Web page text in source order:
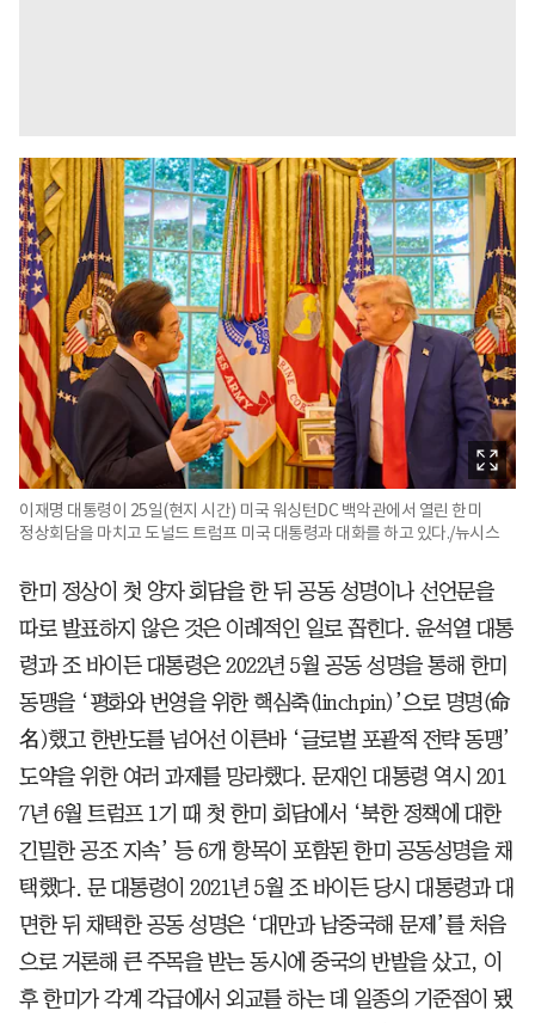
이재명 대통령이 25일(현지 시간) 미국 워싱턴DC 백악관에서 열린 한미
정상회담을 마치고 도널드 트럼프 미국 대통령과 대화를 하고 있다./뉴시스
한미 정상이 첫 양자 회담을 한 뒤 공동 성명이나 선언문을
따로 발표하지 않은 것은 이례적인 일로 꼽힌다. 윤석열 대통
령과 조 바이든 대통령은 2022년 5월 공동 성명을 통해 한미
동맹을 ‘평화와 번영을 위한 핵심축(linchpin)’으로 명명(命
名)했고 한반도를 넘어선 이른바 ‘글로벌 포괄적 전략 동맹’
도약을 위한 여러 과제를 망라했다. 문재인 대통령 역시 201
7년 6월 트럼프 1기 때 첫 한미 회담에서 ‘북한 정책에 대한
긴밀한 공조 지속’ 등 6개 항목이 포함된 한미 공동성명을 채
택했다. 문 대통령이 2021년 5월 조 바이든 당시 대통령과 대
면한 뒤 채택한 공동 성명은 ‘대만과 남중국해 문제’를 처음
으로 거론해 큰 주목을 받는 동시에 중국의 반발을 샀고, 이
후 한미가 각계 각급에서 외교를 하는 데 일종의 기준점이 됐